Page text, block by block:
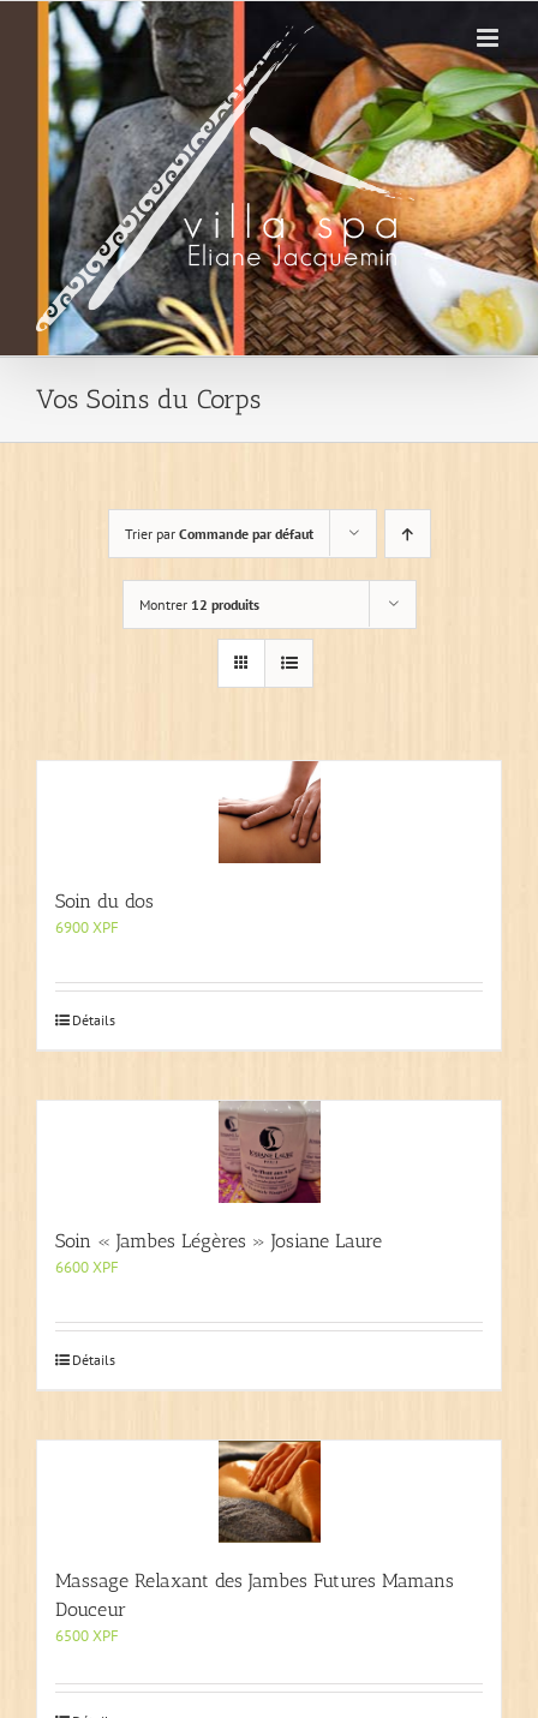
Vos Soins du Corps
Trier par Commande par défaut
Montrer 12 produits
Soin du dos
6900XPF
Détails
Soin « Jambes Légères » Josiane Laure
6600XPF
Détails
Massage Relaxant des Jambes Futures Mamans
Douceur
6500XPF